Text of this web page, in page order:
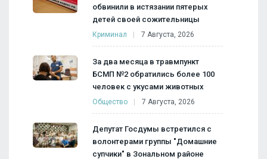
обвинили в истязании пятерых
детей своей сожительницы
Криминал 7 Августа, 2026
За два месяца в травмпункт
БСМП №2 обратились более 100
человек с укусами животных
Общество 7 Августа, 2026
Депутат Госдумы встретился с
волонтерами группы "Домашние
супчики" в Зональном районе